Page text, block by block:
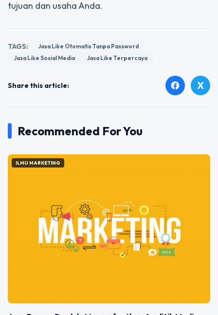
tujuan dan usaha Anda.
TAGS:
Jasa Like Otomatis Tanpa Password
Jasa Like Sosial Media
Jasa Like Terpercaya
Share this article: facebook X
Recommended For You
ILMU MARKETING